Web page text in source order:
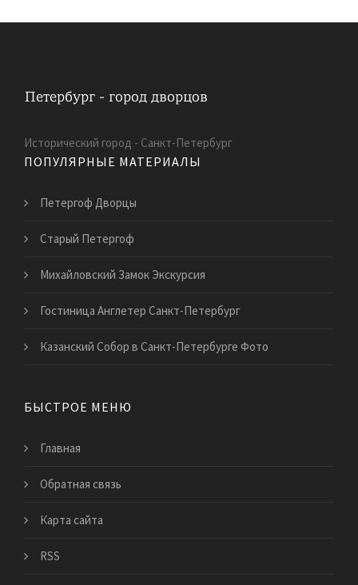
Исторический город - Санкт-Петербург
ПОПУЛЯРНЫЕ МАТЕРИАЛЫ
Петергоф Дворцы
Старый Петергоф
Михайловский Замок Экскурсия
Гостиница Англетер Санкт-Петербург
Казанский Собор в Санкт-Петербурге Фото
БЫСТРОЕ МЕНЮ
Главная
Обратная связь
Карта сайта
RSS